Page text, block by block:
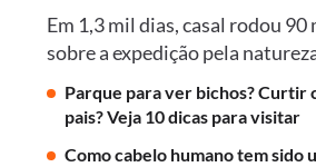
Em 1,3 mil dias, casal rodou
sobre a expedição pela
Parque para ver bichos? Curtir
pais? Veja 10 dicas para visitar
Como cabelo humano tem sido